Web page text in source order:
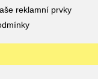
reklamní prvky